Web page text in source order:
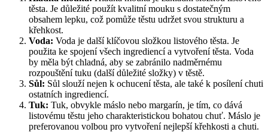
těsta. Je důležité použít kvalitní mouku s dostatečným
obsahem lepku, což pomůže těstu udržet svou strukturu a
křehkost.
Voda: Voda je další klíčovou složkou listového těsta. Je
použita ke spojení všech ingrediencí a vytvoření těsta. Voda
by měla být chladná, aby se zabránilo nadměrnému
rozpouštění tuku (další důležité složky) v těstě.
Sůl: Sůl slouží nejen k ochucení těsta, ale také k posílení chuti
ostatních ingrediencí.
Tuk: Tuk, obvykle máslo nebo margarín, je tím, co dává
listovému těstu jeho charakteristickou bohatou chuť. Máslo je
preferovanou volbou pro vytvoření nejlepší křehkosti a chuti.